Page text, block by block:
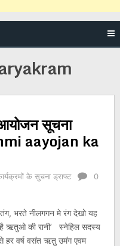
सूचना
aayojan ka
के सुचना ड्राफ्ट
0
भरते नीलगगन मे रंग देखो यह
ऋतुओ की रानी’ स्नेहिल सदस्य
हर वर्ष वसंत ऋतु उमंग एवम